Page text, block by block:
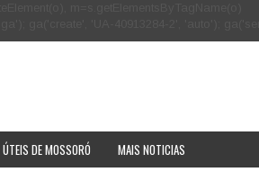
ÚTEIS DE MOSSORÓ MAIS NOTICIAS